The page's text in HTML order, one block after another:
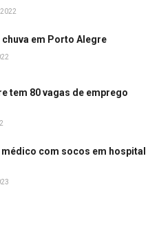
2022
chuva em Porto Alegre
tem 80 vagas de emprego
com socos em hospital